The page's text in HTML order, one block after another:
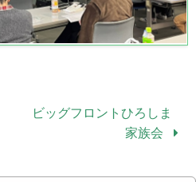
ビッグフロントひろしま
家族会